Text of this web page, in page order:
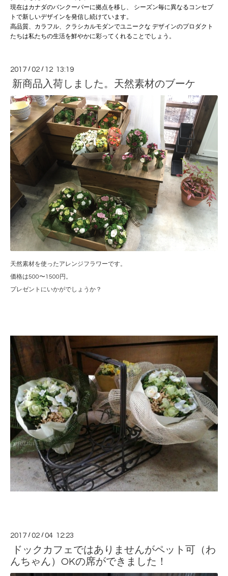
現在はカナダのバンクーバーに拠点を移し、 シーズン毎に異なるコンセプ
トで新しいデザインを発信し続けています。
高品質、カラフル、クラシカルモダンでユニークな デザインのプロダクト
たちは私たちの生活を鮮やかに彩ってくれることでしょう。
2017 /02 / 12 13:19
新商品入荷しました。天然素材のブーケ
天然素材を使ったアレンジフラワーです。
価格は500〜1500円。
プレゼントにいかがでしょうか？
2017 /02 /04 12:23
ドックカフェではありませんがペット可（わ
んちゃん）OKの席ができました！